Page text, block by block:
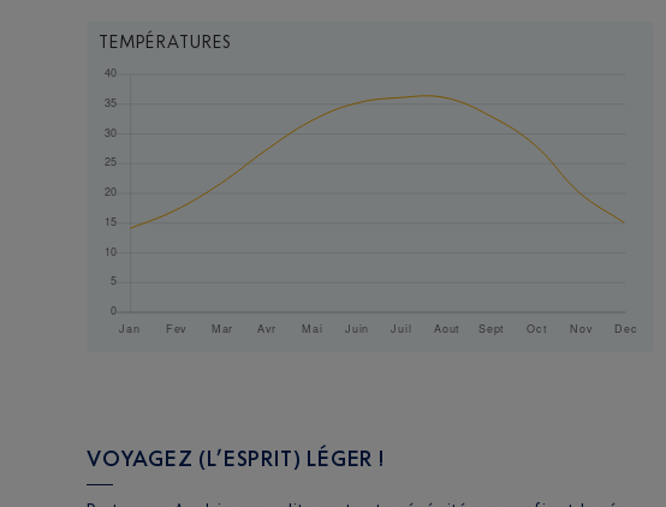
TEMPÉRATURES
VOYAGEZ (L’ESPRIT) LÉGER !